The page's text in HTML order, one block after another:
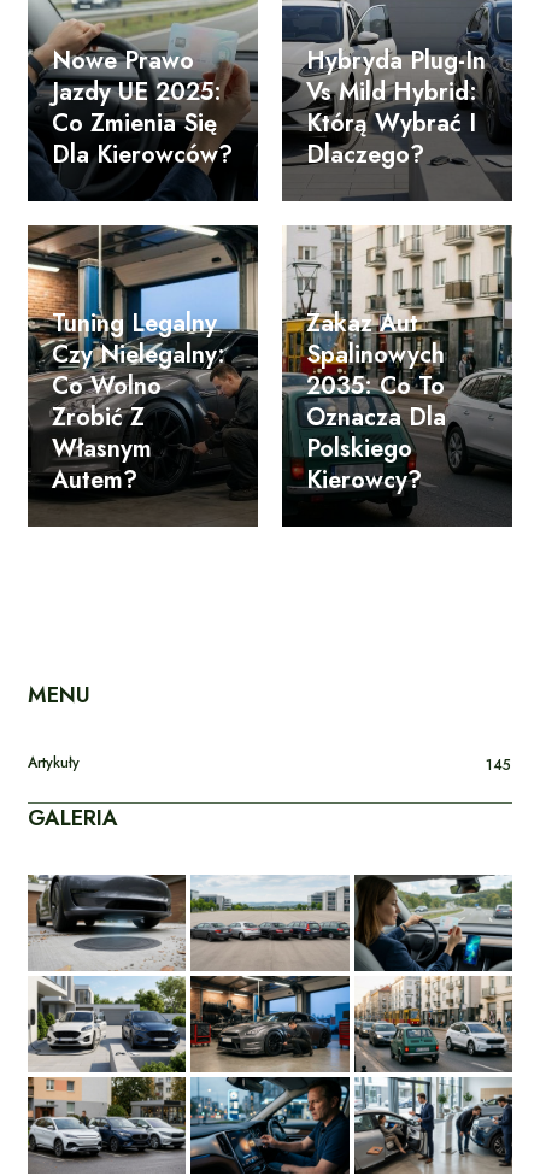
Nowe Prawo
Jazdy UE 2025:
Co Zmienia Się
Dla Kierowców?
Hybryda Plug-In
Vs Mild Hybrid:
Którą Wybrać I
Dlaczego?
Tuning Legalny
Czy Nielegalny:
Co Wolno
Zrobić Z
Własnym
Autem?
Zakaz Aut
Spalinowych
2035: Co To
Oznacza Dla
Polskiego
Kierowcy?
MENU
Artykuły 145
GALERIA